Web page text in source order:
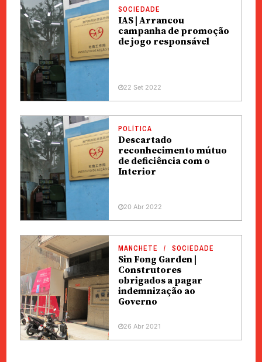
SOCIEDADE
IAS | Arrancou
campanha de promoção
de jogo responsável
22 Set 2022
POLÍTICA
Descartado
reconhecimento mútuo
de deficiência com o
Interior
20 Abr 2022
MANCHETE SOCIEDADE
Sin Fong Garden |
Construtores
obrigados a pagar
indemnização ao
Governo
26 Abr 2021